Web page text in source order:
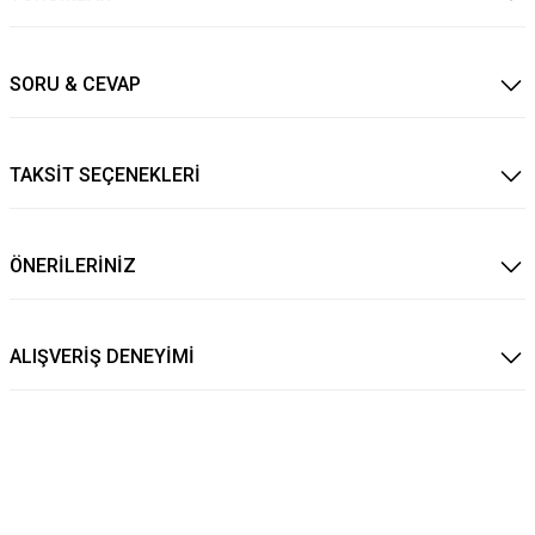
SORU & CEVAP
TAKSİT SEÇENEKLERİ
ÖNERİLERİNİZ
ALIŞVERİŞ DENEYİMİ